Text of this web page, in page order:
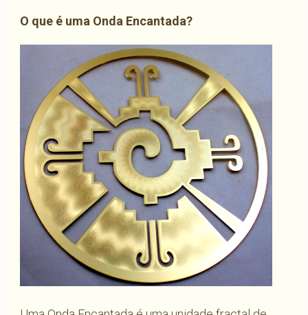
O que é uma Onda Encantada?